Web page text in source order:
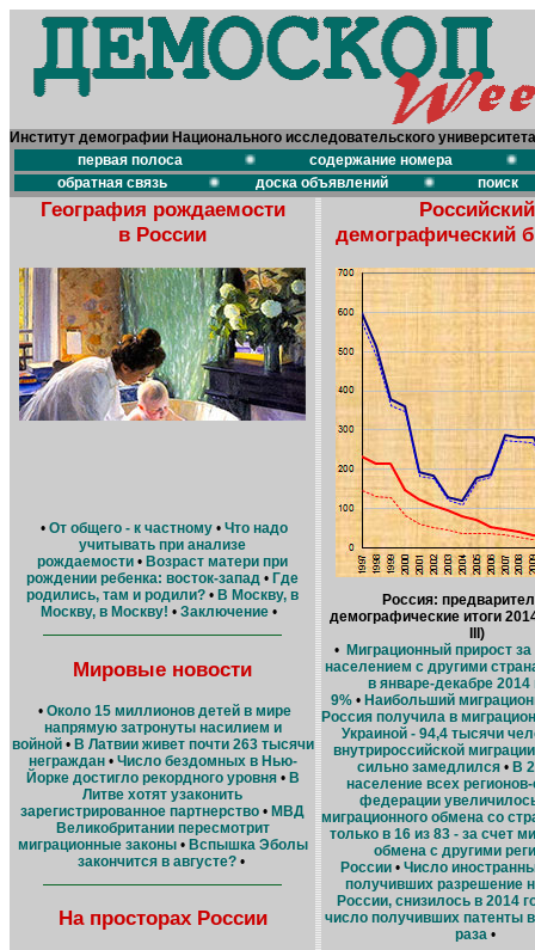
Институт демографии Национального исследовательского
первая полоса
содержание номера
обратная связь
доска объявлений поиск
География рождаемости
в России
• От общего - к частному • Что надо
учитывать при анализе
рождаемости • Возраст матери при
рождении ребенка: восток-запад • Где
родились, там и родили? • В Москву, в
Москву, в Москву! • Заключение •
Мировые новости
• Около 15 миллионов детей в мире
напрямую затронуты насилием и
войной• В Латвии живет почти 263 тысячи
неграждан• Число бездомных в Нью-
Йорке достигло рекордного уровня• В
Литве хотят узаконить
зарегистрированное партнерство • МВД
Великобритании пересмотрит
миграционные законы• Вспышка Эболы
закончится в августе?•
На просторах России
Российский
демографический
Россия:
демографические итоги
III)
• Миграционный прирост
населением с другими
в январе-декабре 2014
9%• Наибольший
Россия получила в
Украиной - 94,4 тысячи
внутрироссийской
сильно замедлился • В
население всех
федерации
миграционного обмена со
только в 16 из 83 - за счет
обмена с другими
России • Число
получивших разрешение
России, снизилось в 2014
число получивших патенты
раза•